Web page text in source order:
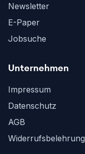
Newsletter
E-Paper
Jobsuche
Unternehmen
Impressum
Datenschutz
AGB
Widerrufsbelehrung